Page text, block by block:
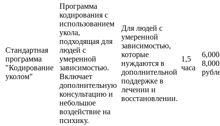
Стандартная
программа
"Кодирование
уколом"
Программа
кодирования с
использованием
укола,
подходящая для
людей с
умеренной
зависимостью.
Включает
дополнительную
консультацию и
небольшое
воздействие на
психику.
Для людей с
умеренной
зависимостью,
которые
нуждаются в
дополнительной
поддержке в
лечении и
восстановлении.
1,5
часа
8,000